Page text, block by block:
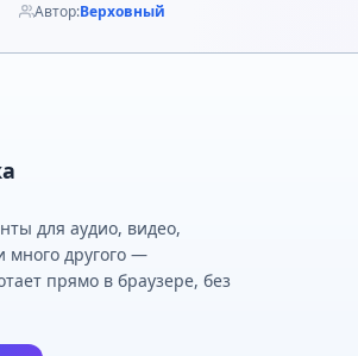
Автор:Верховный
для аудио, видео,
много другого —
прямо в браузере, без